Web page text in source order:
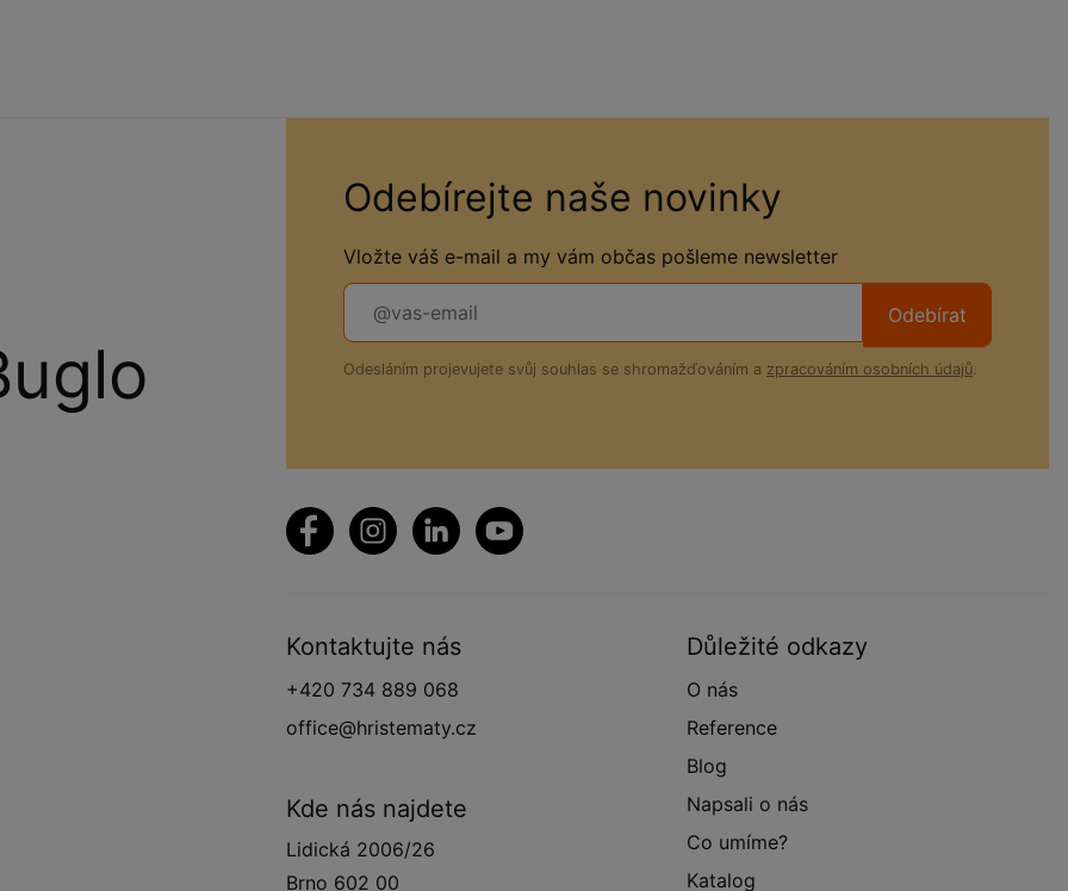
Odebírejte naše novinky
Vložte váš e-mail a my vám občas pošleme newsletter
Odebírat
Odesláním projevujete svůj souhlas se shromažďováním a zpracováním osobních údajů.
Kontaktujte nás
+420 734 889 068
office@hristematy.cz
Kde nás najdete
Lidická 2006/26
Brno 602 00
Důležité odkazy
O nás
Reference
Blog
Napsali o nás
Co umíme?
Katalog